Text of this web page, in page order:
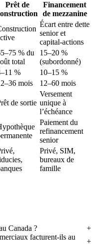
Prêt de
Financement
de mezzanine
Écart entre dette
senior et
capital-actions
% du
total
15–20 %
(subordonné)
%
10–15 %
mois 12–60 mois
de sortie
Versement
unique à
l’échéance
Paiement du
refinancement
senior
Privé, SIM,
bureaux de
famille
Canada ?
facturent-ils au